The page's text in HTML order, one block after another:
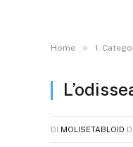
Home » 1.
DI MOLISETABLOID